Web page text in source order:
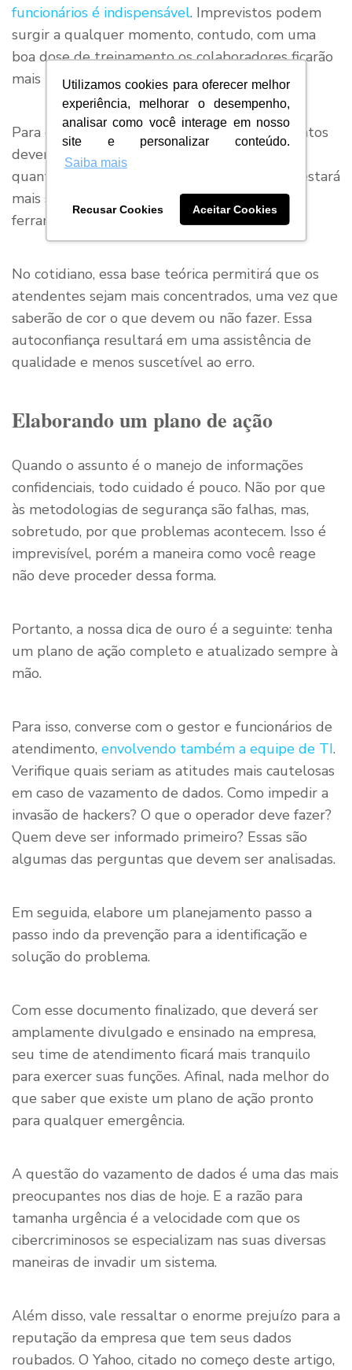
Utilizamos cookies para oferecer melhor
experiência, melhorar o desempenho,
analisar como você interage em nosso
site e personalizar conteúdo.
Saiba mais
Recusar Cookies Aceitar Cookies
funcionários é indispensável. Imprevistos podem
surgir a qualquer momento, contudo, com uma
boa dose de treinamento os colaboradores ficarão
mais precavidos.
Para que sejam mais eficazes, esses treinamentos
devem ser realizados tanto com os novatos,
quanto com os veteranos. Assim, sua equipe estará
mais sincronizada e preparada para utilizar as
ferramentas de proteção de dados.
No cotidiano, essa base teórica permitirá que os
atendentes sejam mais concentrados, uma vez que
saberão de cor o que devem ou não fazer. Essa
autoconfiança resultará em uma assistência de
qualidade e menos suscetível ao erro.
Elaborando um plano de ação
Quando o assunto é o manejo de informações
confidenciais, todo cuidado é pouco. Não por que
às metodologias de segurança são falhas, mas,
sobretudo, por que problemas acontecem. Isso é
imprevisível, porém a maneira como você reage
não deve proceder dessa forma.
Portanto, a nossa dica de ouro é a seguinte: tenha
um plano de ação completo e atualizado sempre à
mão.
Para isso, converse com o gestor e funcionários de
atendimento, envolvendo também a equipe de TI.
Verifique quais seriam as atitudes mais cautelosas
em caso de vazamento de dados. Como impedir a
invasão de hackers? O que o operador deve fazer?
Quem deve ser informado primeiro? Essas são
algumas das perguntas que devem ser analisadas.
Em seguida, elabore um planejamento passo a
passo indo da prevenção para a identificação e
solução do problema.
Com esse documento finalizado, que deverá ser
amplamente divulgado e ensinado na empresa,
seu time de atendimento ficará mais tranquilo
para exercer suas funções. Afinal, nada melhor do
que saber que existe um plano de ação pronto
para qualquer emergência.
A questão do vazamento de dados é uma das mais
preocupantes nos dias de hoje. E a razão para
tamanha urgência é a velocidade com que os
cibercriminosos se especializam nas suas diversas
maneiras de invadir um sistema.
Além disso, vale ressaltar o enorme prejuízo para a
reputação da empresa que tem seus dados
roubados. O Yahoo, citado no começo deste artigo,